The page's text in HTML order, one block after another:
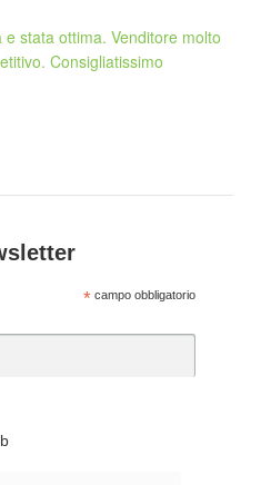
stata ottima. Venditore molto
Consigliatissimo
* campo obbligatorio